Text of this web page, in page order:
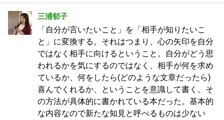
三浦郁子
「自分が言いたいこと」を「相手が知りたいこ
と」に変換する。それはつまり、心の矢印を自分
ではなく相手に向けるということ。自分がどう思
われるかを気にするのではなく、相手が何を求め
ているか、何をしたら(どのような文章だったら)
喜んでくれるか、ということを意識して書く。そ
の方法が具体的に書かれている本だった。基本的
な内容なので新たな知見と呼べるものは少ない